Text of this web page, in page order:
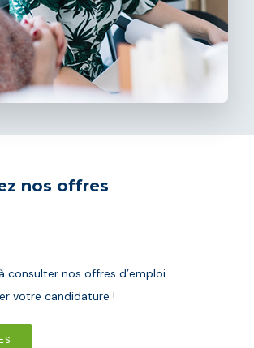
nos offres
consulter nos offres d’emploi
votre candidature !